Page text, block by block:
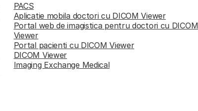
PACS
Aplicatie mobila doctori cu DICOM Viewer
Portal web de imagistica pentru doctori cu DICOM
Viewer
Portal pacienti cu DICOM Viewer
DICOM Viewer
Imaging Exchange Medical